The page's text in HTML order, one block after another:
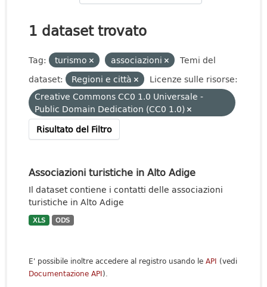
1 dataset trovato
Tag: turismo associazioni
Temi del
dataset:
Regioni e città
Licenze sulle risorse:
Creative Commons CC0 1.0 Universale -
Public Domain Dedication (CC0 1.0)
Risultato del Filtro
Associazioni turistiche in Alto Adige
Il dataset contiene i contatti delle associazioni
turistiche in Alto Adige
XLS ODS
E' possibile inoltre accedere al registro usando le API (vedi
Documentazione API).